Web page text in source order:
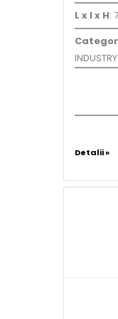
L x l x H:
Detalii »